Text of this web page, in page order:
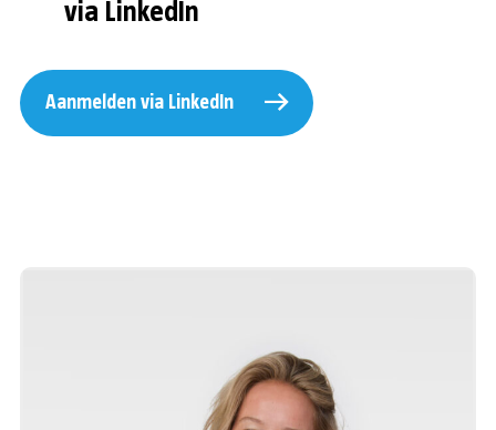
via LinkedIn
Aanmelden via LinkedIn